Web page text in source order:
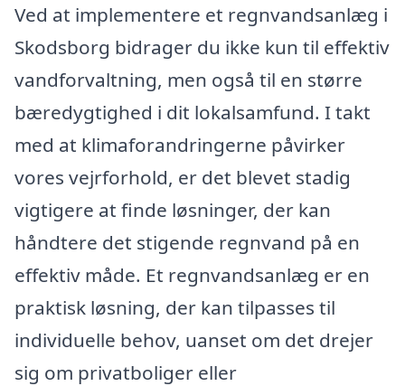
Ved at implementere et regnvandsanlæg i
Skodsborg bidrager du ikke kun til effektiv
vandforvaltning, men også til en større
bæredygtighed i dit lokalsamfund. I takt
med at klimaforandringerne påvirker
vores vejrforhold, er det blevet stadig
vigtigere at finde løsninger, der kan
håndtere det stigende regnvand på en
effektiv måde. Et regnvandsanlæg er en
praktisk løsning, der kan tilpasses til
individuelle behov, uanset om det drejer
sig om privatboliger eller